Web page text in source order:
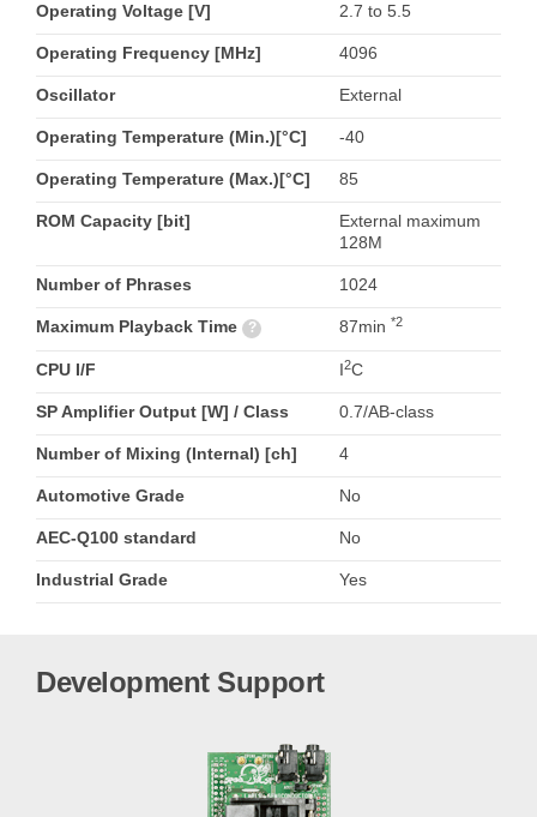
Operating Voltage [V] 2.7 to 5.5
Operating Frequency [MHz] 4096
Oscillator External
Operating Temperature (Min.)[°C] -40
Operating Temperature (Max.)[°C] 85
ROM Capacity [bit]
External maximum
128M
Number of Phrases 1024
Maximum Playback Time ? 87min *2
CPU I/F I2C
SP Amplifier Output [W] / Class 0.7/AB-class
Number of Mixing (Internal) [ch] 4
Automotive Grade No
AEC-Q100 standard No
Industrial Grade Yes
Development Support